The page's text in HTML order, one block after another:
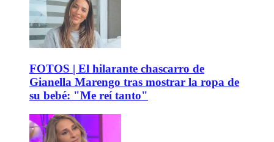
FOTOS | El hilarante chascarro de
Gianella Marengo tras mostrar la ropa de
su bebé: "Me reí tanto"